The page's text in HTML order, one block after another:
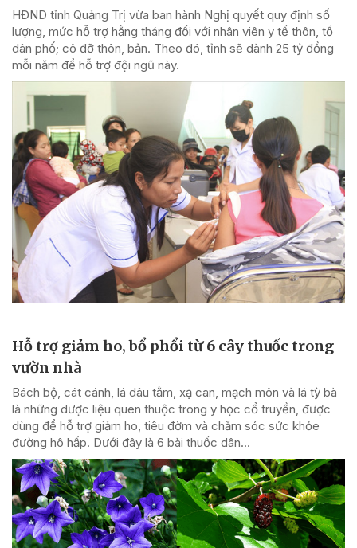
HĐND tỉnh Quảng Trị vừa ban hành Nghị quyết quy định số
lượng, mức hỗ trợ hằng tháng đối với nhân viên y tế thôn, tổ
dân phố; cô đỡ thôn, bản. Theo đó, tỉnh sẽ dành 25 tỷ đồng
mỗi năm để hỗ trợ đội ngũ này.
Hỗ trợ giảm ho, bổ phổi từ 6 cây thuốc trong
vườn nhà
Bách bộ, cát cánh, lá dâu tằm, xạ can, mạch môn và lá tỳ bà
là những dược liệu quen thuộc trong y học cổ truyền, được
dùng để hỗ trợ giảm ho, tiêu đờm và chăm sóc sức khỏe
đường hô hấp. Dưới đây là 6 bài thuốc dân...